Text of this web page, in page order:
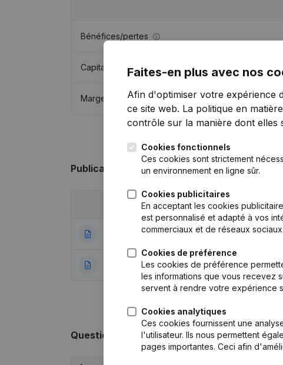
Bénéfices/pertes
Capitaux propres
Marge brute
Publications de Alili Automobiles
Publication
06-02-2024 Déplacement Siège
27-12-2022 Rubrique
Questions fréquemment posées
Faites-en plus avec nos
Afin d'optimiser votre expérience
ce site web. La politique en
contrôle sur la manière dont elles
Cookies fonctionnels
Ces cookies sont strictement
un environnement en ligne sûr.
Cookies publicitaires
En acceptant les cookies
est personnalisé et adapté à vos
commerciaux et de réseaux sociaux.
Cookies de préférence
Les cookies de préférence
les informations que vous recevez
servent à rendre votre expérience
Cookies analytiques
Ces cookies fournissent une
l'utilisateur. Ils nous permettent
pages importantes. Ceci afin